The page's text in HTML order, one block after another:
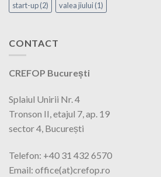
start-up(2) valea jiului(1)
CONTACT
CREFOP București
Splaiul Unirii Nr. 4
Tronson II, etajul 7, ap. 19
sector 4, București
Telefon: +40 31 432 6570
Email: office(at)crefop.ro